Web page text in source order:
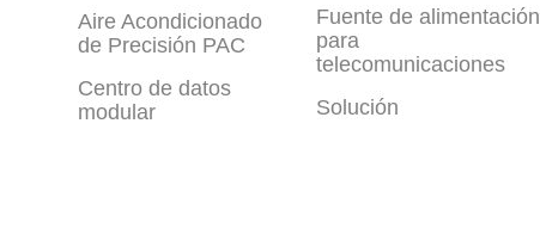
Aire Acondicionado
de Precisión PAC
Centro de datos
modular
Fuente de alimentación
para
telecomunicaciones
Solución